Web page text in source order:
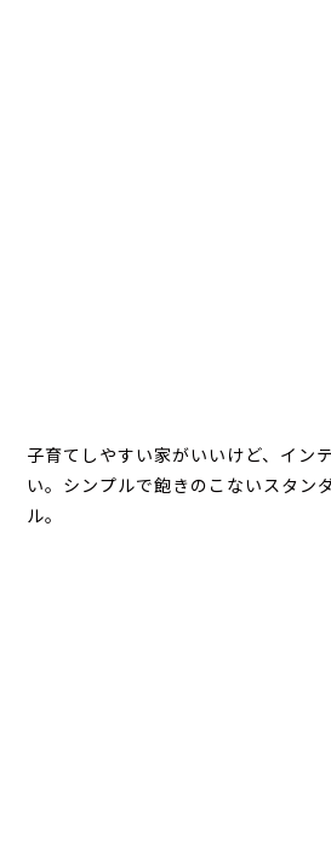
子育てしやすい家がいいけど、イン
い。シンプルで飽きのこないスタン
ル。